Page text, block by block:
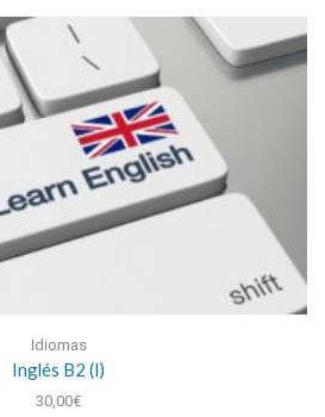
Idiomas
Inglés B2 (I)
30,00€